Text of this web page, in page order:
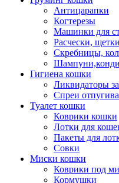
Антицарапки
Когтерезы
Машинки для
Расчески,
Скребницы,
Гигиена кошки
Ликвидаторы
Спреи
Туалет кошки
Коврики кошки
Лотки для
Пакеты для
Совки
Миски кошки
Коврики под
Кормушки